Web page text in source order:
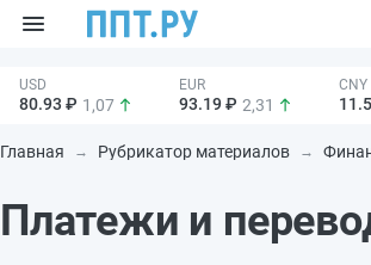
80.93 ₽ 1,07 93.19 ₽ 2,31
Главная Рубрикатор материалов
Платежи и